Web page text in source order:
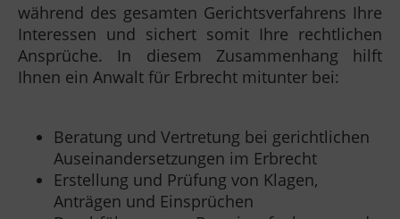
während des gesamten Gerichtsverfahrens Ihre
Interessen und sichert somit Ihre rechtlichen
Ansprüche. In diesem Zusammenhang hilft
Ihnen ein Anwalt für Erbrecht mitunter bei:
Beratung und Vertretung bei gerichtlichen
Auseinandersetzungen im Erbrecht
Erstellung und Prüfung von Klagen,
Anträgen und Einsprüchen